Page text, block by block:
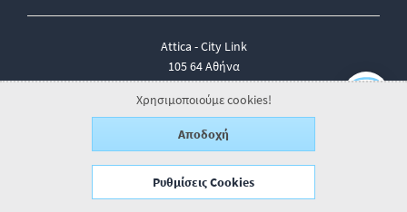
Attica - City Link
105 64 Αθήνα
Τηλέφωνο επικοινωνίας:
6985 854 397
email:info@georgjensen.gr
Χρησιμοποιούμε cookies!
Αποδοχή
Ρυθμίσεις Cookies